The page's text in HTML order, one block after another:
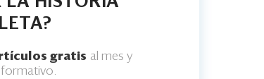
gratis al mes y